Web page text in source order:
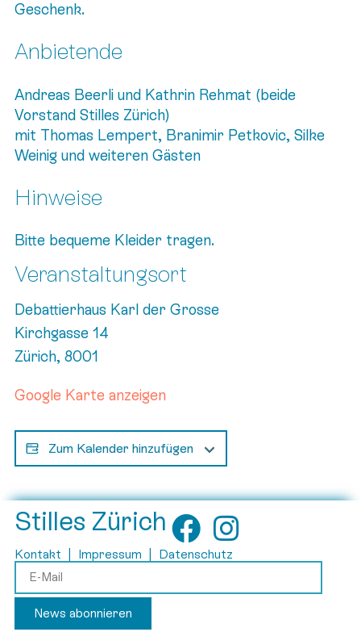
Geschenk.
Anbietende
Andreas Beerli und Kathrin Rehmat (beide
Vorstand Stilles Zürich)
mit Thomas Lempert, Branimir Petkovic, Silke
Weinig und weiteren Gästen
Hinweise
Bitte bequeme Kleider tragen.
Veranstaltungsort
Debattierhaus Karl der Grosse
Kirchgasse 14
Zürich, 8001
Google Karte anzeigen
Zum Kalender hinzufügen
Stilles Zürich
Kontakt Impressum Datenschutz
News abonnieren